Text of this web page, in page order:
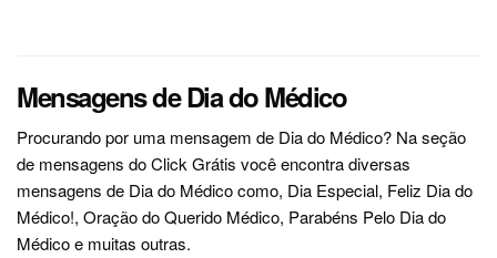
Mensagens de Dia do Médico
Procurando por uma mensagem de Dia do Médico? Na seção
de mensagens do Click Grátis você encontra diversas
mensagens de Dia do Médico como, Dia Especial, Feliz Dia do
Médico!, Oração do Querido Médico, Parabéns Pelo Dia do
Médico e muitas outras.